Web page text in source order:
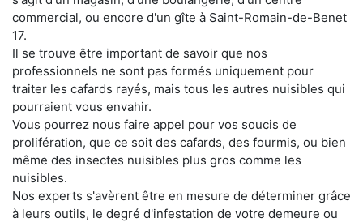
commercial, ou encore d'un gîte à Saint-Romain-de-Benet
17.
Il se trouve être important de savoir que nos
professionnels ne sont pas formés uniquement pour
traiter les cafards rayés, mais tous les autres nuisibles qui
pourraient vous envahir.
Vous pourrez nous faire appel pour vos soucis de
prolifération, que ce soit des cafards, des fourmis, ou bien
même des insectes nuisibles plus gros comme les
nuisibles.
Nos experts s'avèrent être en mesure de déterminer grâce
à leurs outils, le degré d'infestation de votre demeure ou